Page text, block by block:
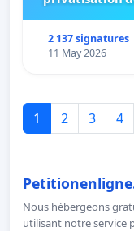
2 137 signatures
11 May 2026
1 2 3 4
Nous hébergeons
utilisant notre service